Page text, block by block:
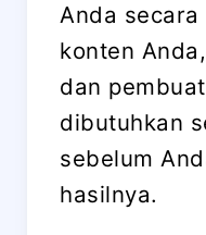
Anda
konten
dan
dibutuhkan
sebelum
hasilnya.